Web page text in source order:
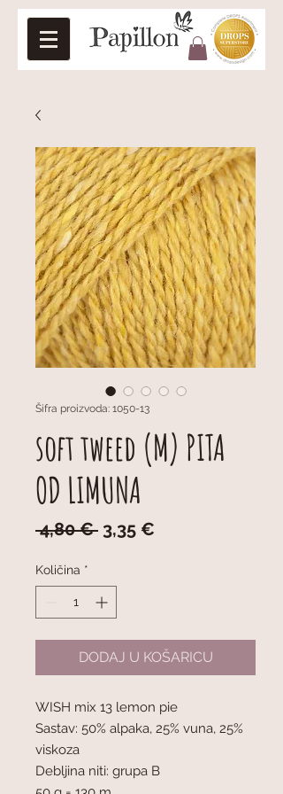
Šifra proizvoda: 1050-13
soft tweed (M) PITA
OD LIMUNA
4,80 € Redovna
3,35 €
Količina *
DODAJ U KOŠARICU
WISH mix 13 lemon pie
Sastav: 50% alpaka, 25% vuna, 25%
viskoza
Debljina niti: grupa B